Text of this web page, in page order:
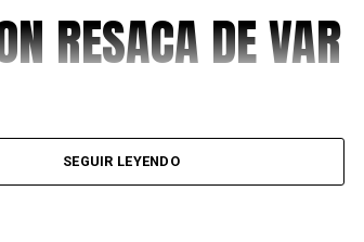
RESACA DE VAR
SEGUIR LEYENDO